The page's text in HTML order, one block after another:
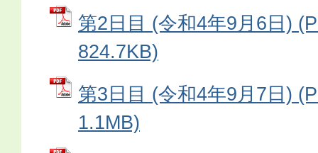
第2日目 (令和4年9月6日)
824.7KB)
第3日目 (令和4年9月7日)
1.1MB)